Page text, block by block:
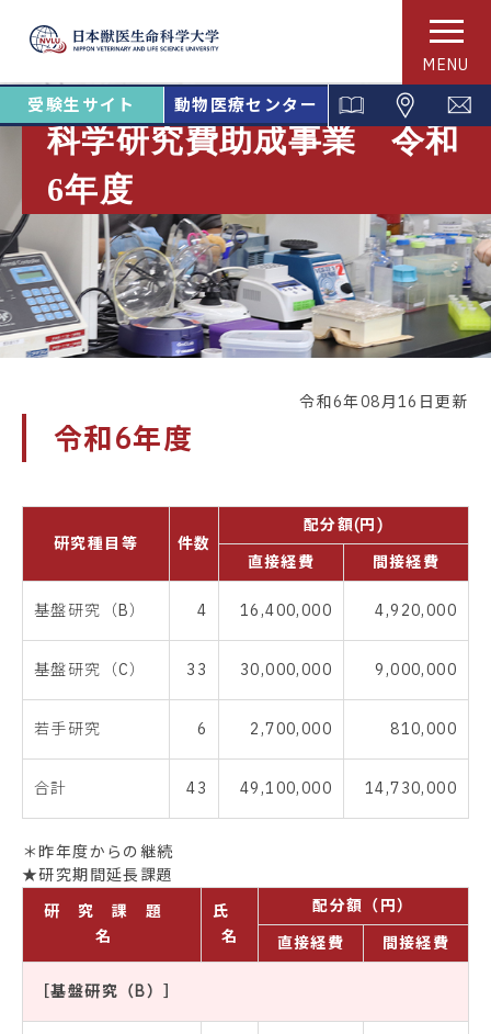
MENU
受験生サイト 動物医療センター
科学研究費助成事業 令和
6年度
令和6年08月16日更新
令和6年度
研究種目等 件数
配分額(円)
直接経費
間接経費
基盤研究（B） 4 16,400,000 4,920,000
基盤研究（C） 33 30,000,000 9,000,000
若手研究 6 2,700,000 810,000
合計 43 49,100,000 14,730,000
＊昨年度からの継続
★研究期間延長課題
研 究 課 題
名
氏
名
配分額（円）
直接経費
間接経費
［基盤研究（B）］